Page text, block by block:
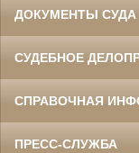
ДОКУМЕНТЫ СУДА
СУДЕБНОЕ
СПРАВОЧНАЯ
ПРЕСС-СЛУЖБА